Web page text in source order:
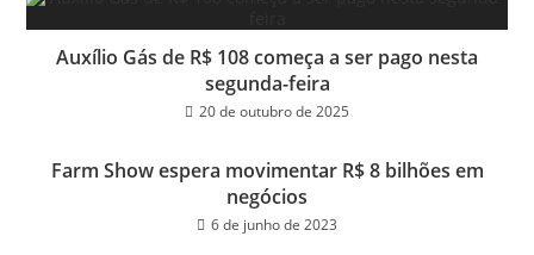
Auxílio Gás de R$ 108 começa a ser pago nesta
segunda-feira
20 de outubro de 2025
Farm Show espera movimentar R$ 8 bilhões em
negócios
6 de junho de 2023